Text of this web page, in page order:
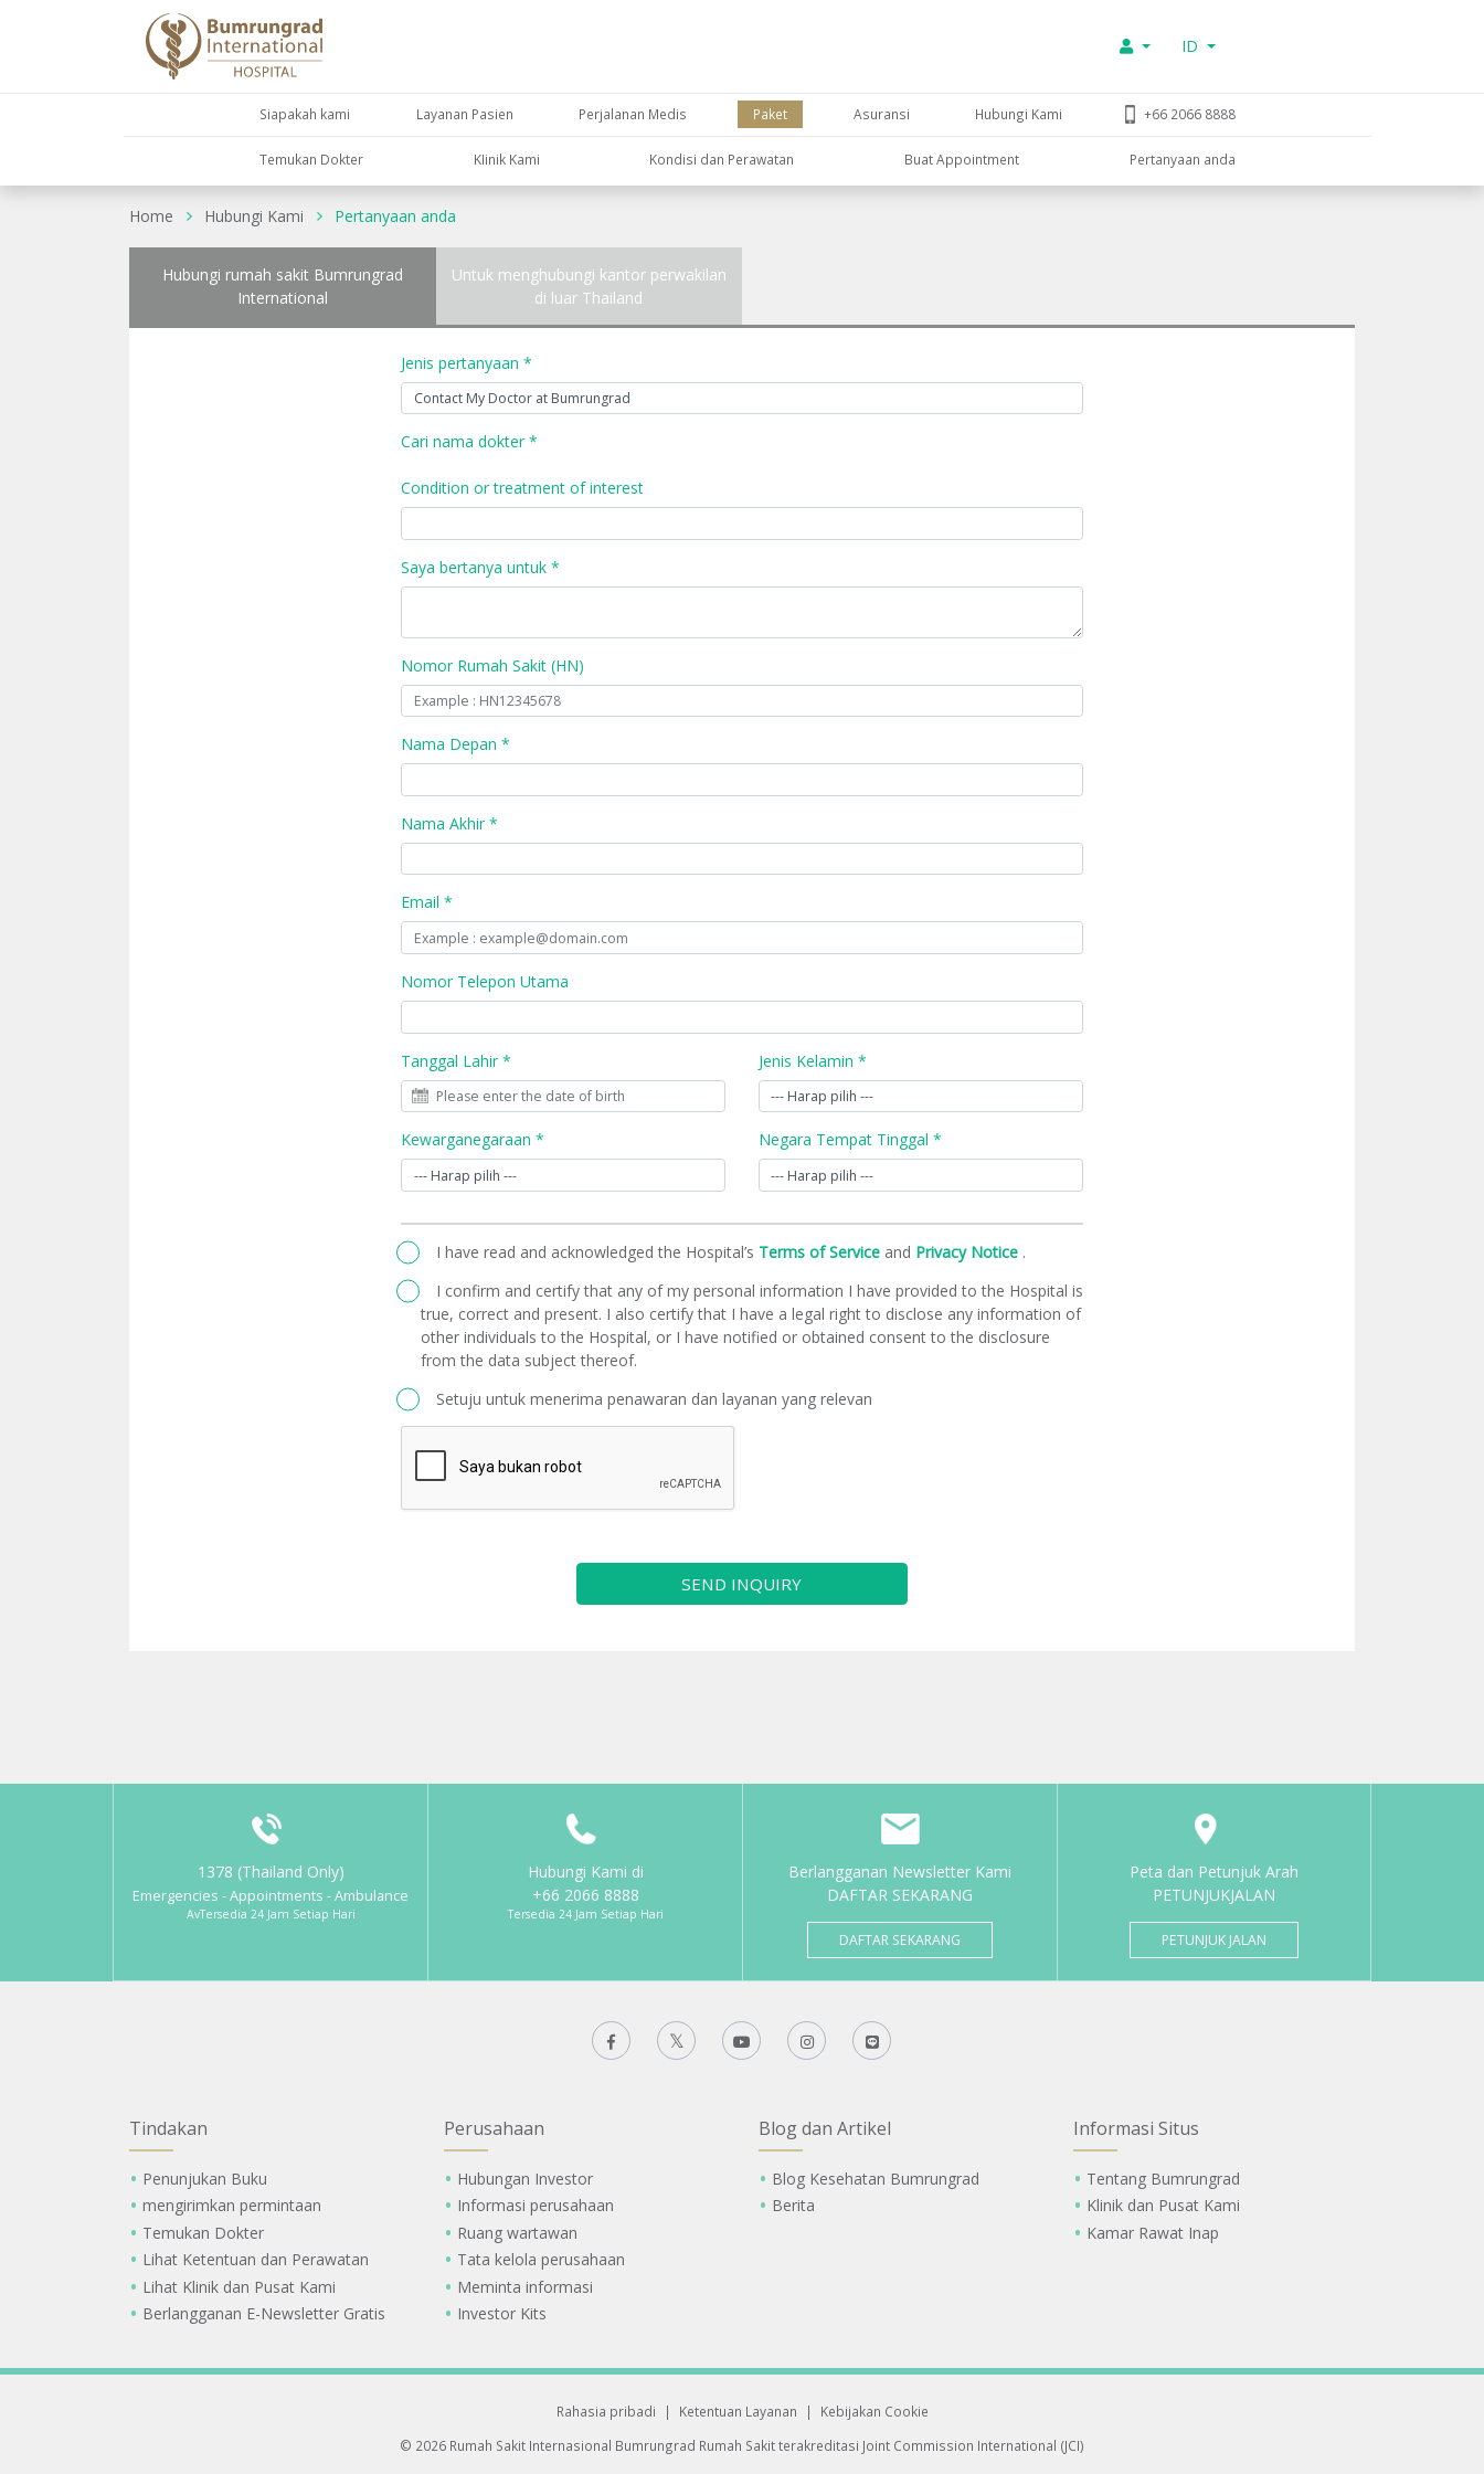
ID
Siapakah kami Layanan Pasien Perjalanan Medis Paket Asuransi Hubungi Kami +66 2066 8888
Temukan Dokter KIinik Kami Kondisi dan Perawatan Buat Appointment Pertanyaan anda
Home Hubungi Kami Pertanyaan anda
Hubungi rumah sakit Bumrungrad
International
Untuk menghubungi kantor perwakilan
di luar Thailand
Jenis pertanyaan *
Cari nama dokter *
Condition or treatment of interest
Saya bertanya untuk *
Nomor Rumah Sakit (HN)
Nama Depan *
Nama Akhir *
Email *
Nomor Telepon Utama
Tanggal Lahir * Jenis Kelamin *
Kewarganegaraan * Negara Tempat Tinggal *
I have read and acknowledged the Hospital’s Terms of Service and Privacy Notice .
I confirm and certify that any of my personal information I have provided to the Hospital is
true, correct and present. I also certify that I have a legal right to disclose any information of
other individuals to the Hospital, or I have notified or obtained consent to the disclosure
from the data subject thereof.
Setuju untuk menerima penawaran dan layanan yang relevan
SEND INQUIRY
1378 (Thailand Only)
Emergencies - Appointments - Ambulance
AvTersedia 24 Jam Setiap Hari
Hubungi Kami di
+66 2066 8888
Tersedia 24 Jam Setiap Hari
Berlangganan Newsletter Kami
DAFTAR SEKARANG
DAFTAR SEKARANG
Peta dan Petunjuk Arah
PETUNJUKJALAN
PETUNJUK JALAN
Tindakan
Penunjukan Buku
mengirimkan permintaan
Temukan Dokter
Lihat Ketentuan dan Perawatan
Lihat Klinik dan Pusat Kami
Berlangganan E-Newsletter Gratis
Perusahaan
Hubungan Investor
Informasi perusahaan
Ruang wartawan
Tata kelola perusahaan
Meminta informasi
Investor Kits
Blog dan Artikel
Blog Kesehatan Bumrungrad
Berita
Informasi Situs
Tentang Bumrungrad
Klinik dan Pusat Kami
Kamar Rawat Inap
Rahasia pribadi | Ketentuan Layanan |
Kebijakan Cookie
© 2026 Rumah Sakit Internasional Bumrungrad Rumah Sakit terakreditasi Joint Commission International (JCI)